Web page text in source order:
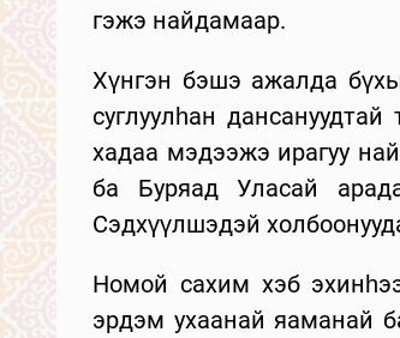
гэжэ найдамаар.
Хүнгэн бэшэ ажалда
суглуулһан
хадаа мэдээжэ ирагуу
ба Буряад Уласай
Сэдхүүлшэдэй
Номой сахим хэб
эрдэм ухаанай яаманай